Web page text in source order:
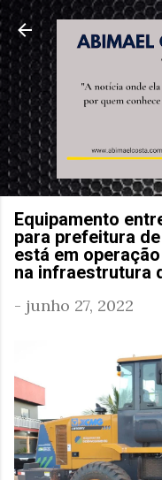
Pular
Equipamento
para prefeitura
está em
na infraestrutura
- junho 27, 2022